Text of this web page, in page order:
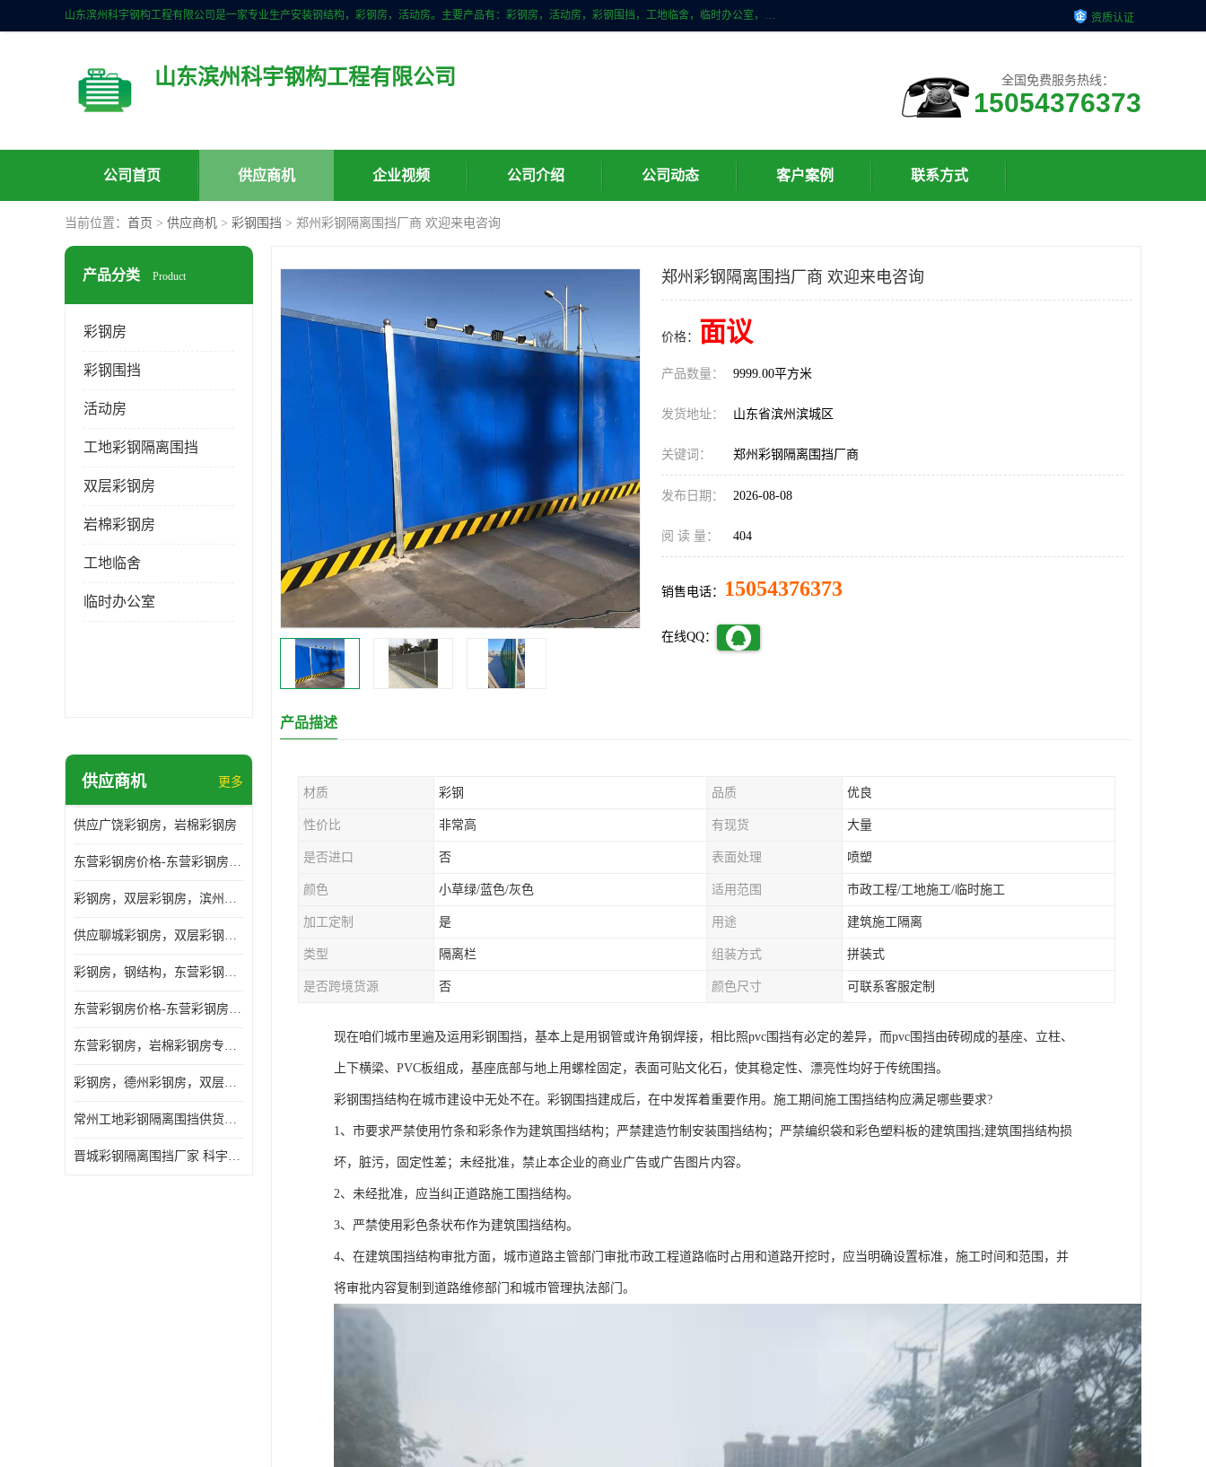
山东滨州科宇钢构工程有限公司是一家专业生产安装钢结构，彩钢房，活动房。主要产品有：彩钢房，活动房，彩钢围挡，工地临舍，临时办公室，民用建筑等生成安装；我们一贯坚持；诚信经营，薄利多销的经营理念。愿与广大的新老客户共创美好未来 资质认证
山东滨州科宇钢构工程有限公司 全国免费服务热线：
15054376373
公司首页 供应商机 企业视频 公司介绍 公司动态 客户案例 联系方式
当前位置： 首页 > 供应商机 > 彩钢围挡 > 郑州彩钢隔离围挡厂商 欢迎来电咨询
产品分类 Product
彩钢房
彩钢围挡
活动房
工地彩钢隔离围挡
双层彩钢房
岩棉彩钢房
工地临舍
临时办公室
供应商机 更多
供应广饶彩钢房，岩棉彩钢房
东营彩钢房价格-东营彩钢房厂家-东营防火彩钢房
彩钢房，双层彩钢房，滨州彩钢房，雅致房，轻钢结构
供应聊城彩钢房，双层彩钢房，岩棉彩钢房，彩钢快装房
彩钢房，钢结构，东营彩钢房，双层彩钢房，施工围挡
东营彩钢房价格-东营彩钢房批发
东营彩钢房，岩棉彩钢房专业制作安装
彩钢房，德州彩钢房，双层彩钢房，岩棉彩钢房供应商
常州工地彩钢隔离围挡供货商 科宇钢构工程
晋城彩钢隔离围挡厂家 科宇钢构工程
郑州彩钢隔离围挡厂商 欢迎来电咨询
价格： 面议
产品数量： 9999.00平方米
发货地址： 山东省滨州滨城区
关键词： 郑州彩钢隔离围挡厂商
发布日期： 2026-08-08
阅 读 量： 404
销售电话： 15054376373
在线QQ：
产品描述
材质 彩钢 品质 优良
性价比 非常高 有现货 大量
是否进口 否 表面处理 喷塑
颜色 小草绿/蓝色/灰色 适用范围 市政工程/工地施工/临时施工
加工定制 是 用途 建筑施工隔离
类型 隔离栏 组装方式 拼装式
是否跨境货源 否 颜色尺寸 可联系客服定制
现在咱们城市里遍及运用彩钢围挡，基本上是用钢管或许角钢焊接，相比照pvc围挡有必定的差异，而pvc围挡由砖砌成的基座、立柱、
上下横梁、PVC板组成，基座底部与地上用螺栓固定，表面可贴文化石，使其稳定性、漂亮性均好于传统围挡。
彩钢围挡结构在城市建设中无处不在。彩钢围挡建成后，在中发挥着重要作用。施工期间施工围挡结构应满足哪些要求?
1、市要求严禁使用竹条和彩条作为建筑围挡结构；严禁建造竹制安装围挡结构；严禁编织袋和彩色塑料板的建筑围挡;建筑围挡结构损
坏，脏污，固定性差；未经批准，禁止本企业的商业广告或广告图片内容。
2、未经批准，应当纠正道路施工围挡结构。
3、严禁使用彩色条状布作为建筑围挡结构。
4、在建筑围挡结构审批方面，城市道路主管部门审批市政工程道路临时占用和道路开挖时，应当明确设置标准，施工时间和范围，并
将审批内容复制到道路维修部门和城市管理执法部门。